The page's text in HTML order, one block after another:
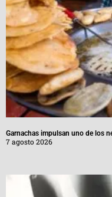
Garnachas impulsan uno de los
7 agosto 2026